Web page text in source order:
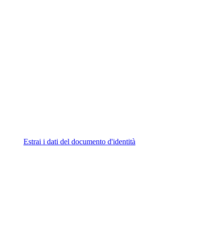
Estrai i dati del documento d'identità